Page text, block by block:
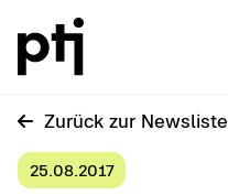
Zu­rück zur News­lis­te
25.08.2017